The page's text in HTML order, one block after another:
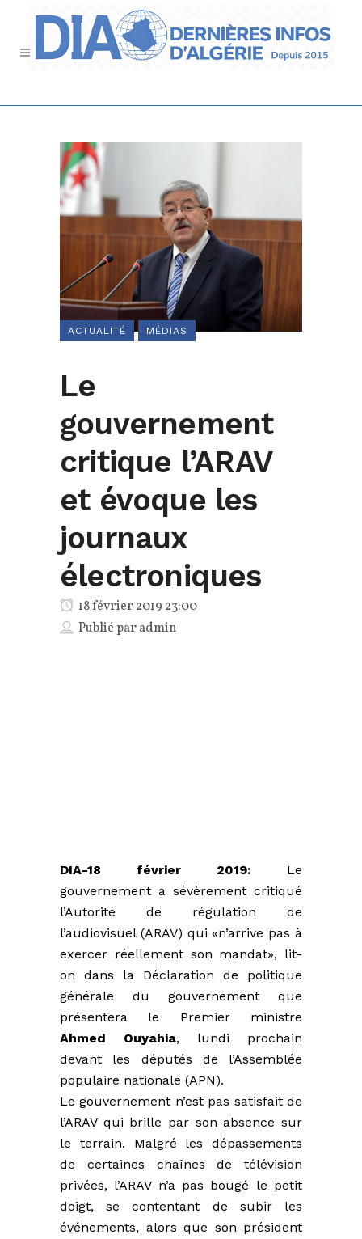
ACTUALITÉ MÉDIAS
Le
gouvernement
critique l’ARAV
et évoque les
journaux
électroniques
18 février 2019 23:00
Publié paradmin
DIA-18 février 2019: Le
gouvernement a sévèrement critiqué
l’Autorité de régulation de
l’audiovisuel (ARAV) qui «n’arrive pas à
exercer réellement son mandat», lit-
on dans la Déclaration de politique
générale du gouvernement que
présentera le Premier ministre
Ahmed Ouyahia, lundi prochain
devant les députés de l’Assemblée
populaire nationale (APN).
Le gouvernement n’est pas satisfait de
l’ARAV qui brille par son absence sur
le terrain. Malgré les dépassements
de certaines chaînes de télévision
privées, l’ARAV n’a pas bougé le petit
doigt, se contentant de subir les
événements, alors que son président